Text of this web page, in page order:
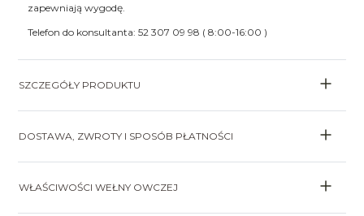
zapewniają wygodę.
Telefon do konsultanta: 52 307 09 98 ( 8:00-16:00 )
SZCZEGÓŁY PRODUKTU
DOSTAWA, ZWROTY I SPOSÓB PŁATNOŚCI
WŁAŚCIWOŚCI WEŁNY OWCZEJ